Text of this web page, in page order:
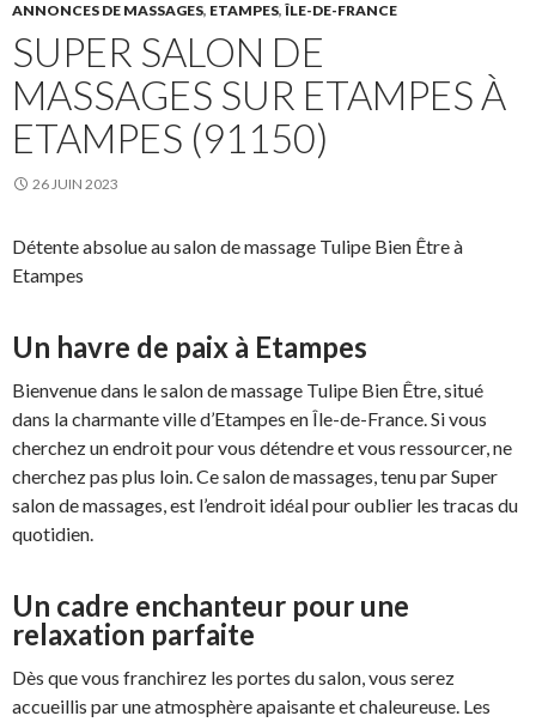
ANNONCES DE MASSAGES, ETAMPES, ÎLE-DE-FRANCE
SUPER SALON DE
MASSAGES SUR ETAMPES À
ETAMPES (91150)
26 JUIN 2023
Détente absolue au salon de massage Tulipe Bien Être à
Etampes
Un havre de paix à Etampes
Bienvenue dans le salon de massage Tulipe Bien Être, situé
dans la charmante ville d’Etampes en Île-de-France. Si vous
cherchez un endroit pour vous détendre et vous ressourcer, ne
cherchez pas plus loin. Ce salon de massages, tenu par Super
salon de massages, est l’endroit idéal pour oublier les tracas du
quotidien.
Un cadre enchanteur pour une
relaxation parfaite
Dès que vous franchirez les portes du salon, vous serez
accueillis par une atmosphère apaisante et chaleureuse. Les